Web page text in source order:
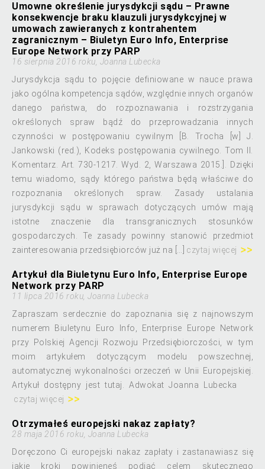
Umowne określenie jurysdykcji sądu – Prawne
konsekwencje braku klauzuli jurysdykcyjnej w
umowach zawieranych z kontrahentem
zagranicznym – Biuletyn Euro Info, Enterprise
Europe Network przy PARP
16 sierpnia 2016 roku, Joanna Lubecka
Jurysdykcja sądu to pojęcie definiowane w nauce prawa
jako ogólna kompetencja sądów, względnie innych organów
danego państwa, do rozpoznawania i rozstrzygania
określonych spraw bądź do przeprowadzania innych
czynności w postępowaniu cywilnym [B. Trocha [w] J.
Jankowski (red.), Kodeks postępowania cywilnego. Tom II.
Komentarz. Art. 730-1217. Wyd. 2, Warszawa 2015.]. Dzięki
temu wiadomo, sądy którego państwa będą właściwe do
rozpoznania określonych spraw. Zasady ustalania
jurysdykcji sądu w sprawach dotyczących umów mają
istotne znaczenie dla transgranicznych stosunków
gospodarczych. Te zasady powinny stanowić przedmiot
zainteresowania przedsiębiorców już na […]
czytaj więcej
Artykuł dla Biuletynu Euro Info, Enterprise Europe
Network przy PARP
11 lipca 2016 roku, Joanna Lubecka
Zapraszam serdecznie do zapoznania się z najnowszym
numerem Biuletynu Euro Info, Enterprise Europe Network
przy Polskiej Agencji Rozwoju Przedsiębiorczości, w tym
moim artykułem dotyczącym modelu powszechnej,
automatycznej wykonalności orzeczeń w Unii Europejskiej.
Artykuł dostępny jest tutaj. Adwokat Joanna Lubecka
czytaj więcej
Otrzymałeś europejski nakaz zapłaty?
28 maja 2016 roku, Joanna Lubecka
Doręczono Ci europejski nakaz zapłaty i zastanawiasz się
jakie kroki powinieneś podjąć celem skutecznego